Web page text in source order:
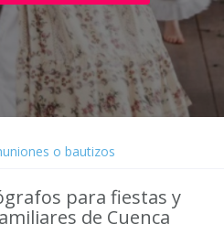
o bautizos
para fiestas y
de Cuenca